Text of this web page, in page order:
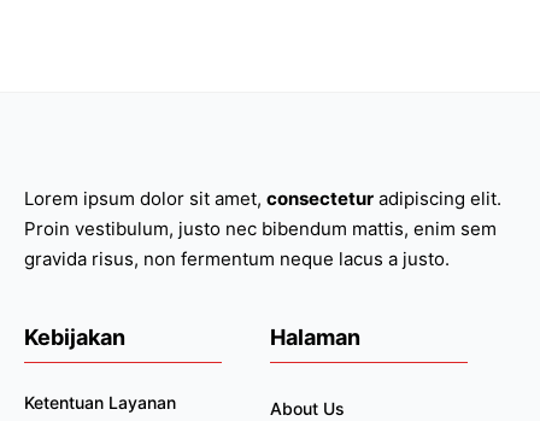
Lorem ipsum dolor sit amet, consectetur adipiscing elit.
Proin vestibulum, justo nec bibendum mattis, enim sem
gravida risus, non fermentum neque lacus a justo.
Kebijakan
Ketentuan Layanan
Halaman
About Us